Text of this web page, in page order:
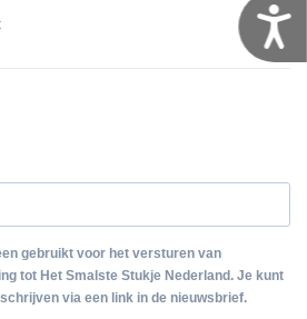
gebruikt voor het versturen van
tot Het Smalste Stukje Nederland. Je kunt
via een link in de nieuwsbrief.